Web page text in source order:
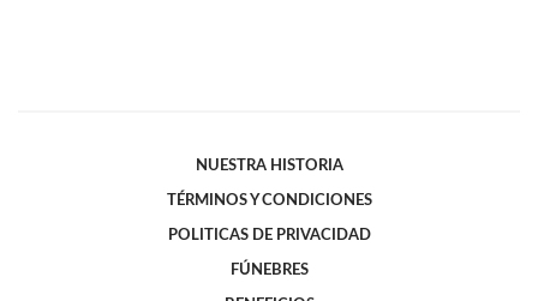
NUESTRA HISTORIA
TÉRMINOS Y CONDICIONES
POLITICAS DE PRIVACIDAD
FÚNEBRES